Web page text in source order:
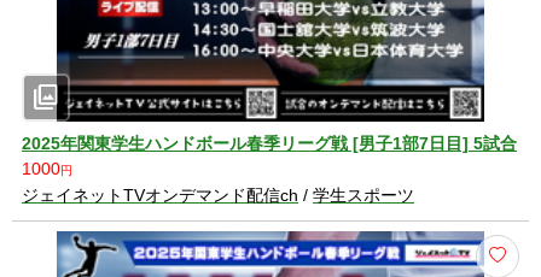
photo_library
2025年関東学生ハンドボール春季リーグ戦 [男子1部7日目] 5試合
1000円
ジェイネットTVオンデマンド配信ch / 学生スポーツ